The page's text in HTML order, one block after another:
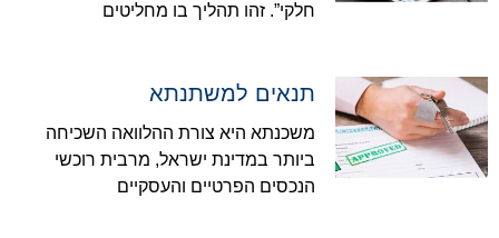
חלקי”. זהו תהליך בו מחליטים
תנאים למשתנתא
משכנתא היא צורת ההלוואה השכיחה
ביותר במדינת ישראל, מרבית רוכשי
הנכסים הפרטיים והעסקיים